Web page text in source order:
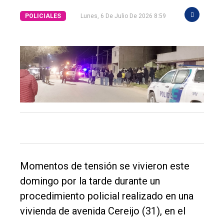
El
único
DIARIO
Balcarce
Int.
General
Política
POLICIALES Lunes, 6 De Julio De 2026 8:59
Momentos de tensión se vivieron este
domingo por la tarde durante un
procedimiento policial realizado en una
vivienda de avenida Cereijo (31), en el